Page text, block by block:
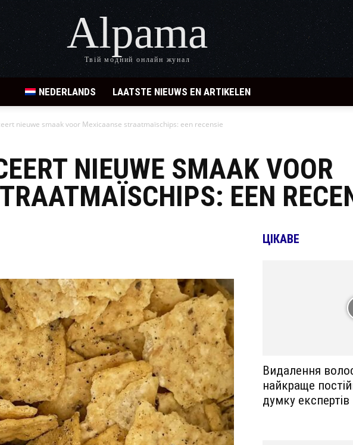
Alpama
Твій модний онлайн жунал
NEDERLANDS LAATSTE NIEUWS EN ARTIKELEN
nieuwe smaak voor Mexicaanse straatmaïschips: een recensie
NIEUWE SMAAK VOOR
EEN
ЦІКАВЕ
Видалення
найкраще
думку експертів